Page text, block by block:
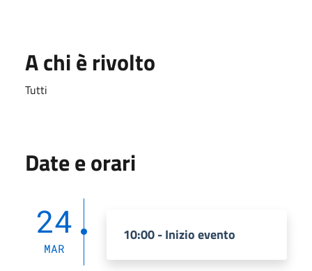
A chi è rivolto
Tutti
Date e orari
24
MAR
10:00 - Inizio evento